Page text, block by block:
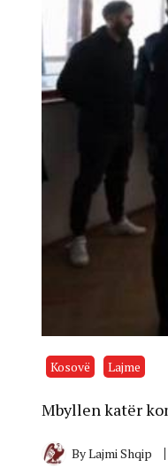
Kosovë Lajme
Mbyllen katër
ByLajmi Shqip